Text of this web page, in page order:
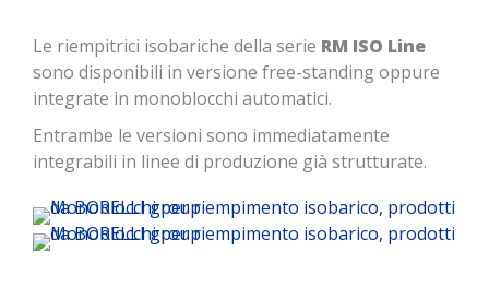
Le riempitrici isobariche della serie RM ISO Line
sono disponibili in versione free-standing oppure
integrate in monoblocchi automatici.
Entrambe le versioni sono immediatamente
integrabili in linee di produzione già strutturate.